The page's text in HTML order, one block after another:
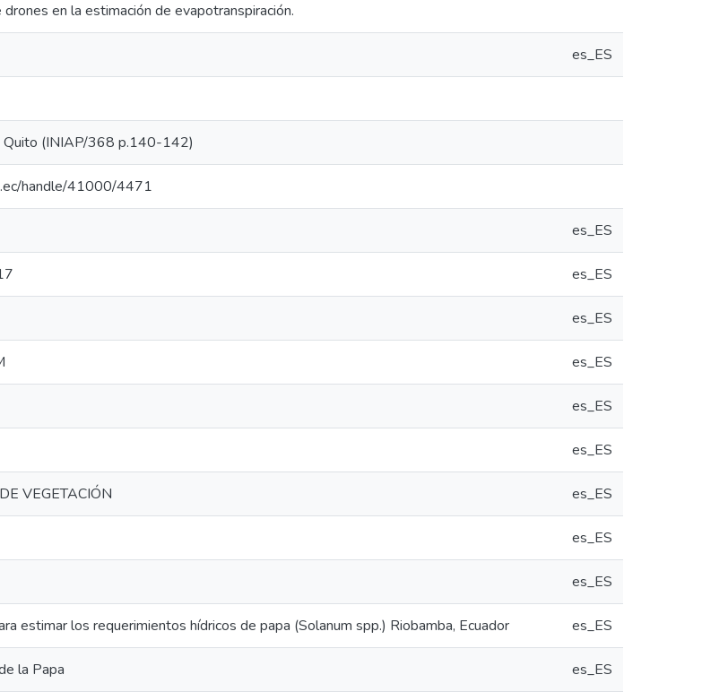
en la estimación de evapotranspiración.
es_ES
Quito (INIAP/368 p.140-142)
handle/41000/4471
es_ES
es_ES
es_ES
es_ES
es_ES
es_ES
VEGETACIÓN es_ES
es_ES
es_ES
estimar los requerimientos hídricos de papa (Solanum spp.) Riobamba, Ecuador es_ES
la Papa es_ES